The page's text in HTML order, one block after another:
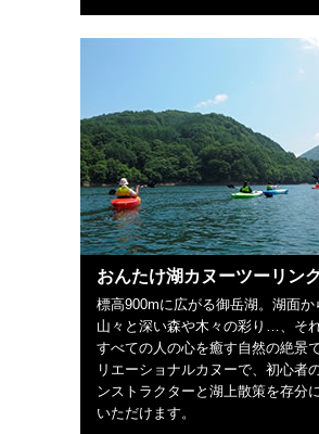
おんたけ湖カヌーツーリン
標高900mに広がる御岳湖。湖面か
山々と深い森や木々の彩り…、そ
すべての人の心を癒す自然の絶景
リエーショナルカヌーで、初心者
ンストラクターと湖上散策を存分
いただけます。